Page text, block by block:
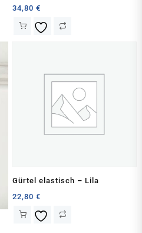
34,80€
Gürtel elastisch – Lila
22,80€